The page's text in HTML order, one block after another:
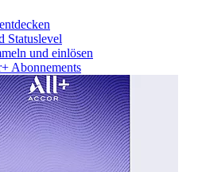
Statuslevel
und einlösen
Abonnements